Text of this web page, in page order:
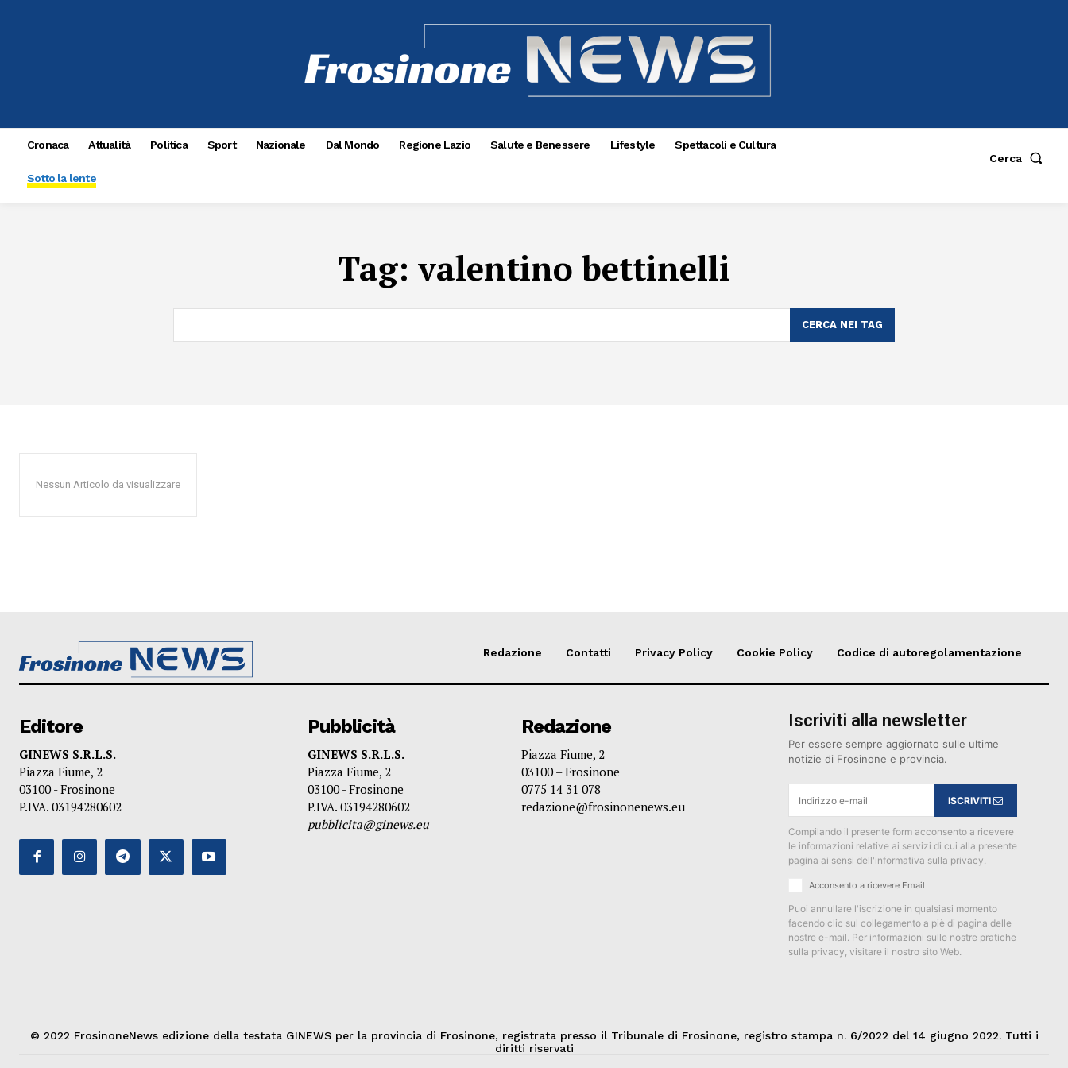
Cronaca Attualità Politica Sport Nazionale Dal Mondo Regione Lazio Salute e Benessere Lifestyle Spettacoli e Cultura
Sotto la lente
Cerca
Tag: valentino bettinelli
CERCA NEI TAG
Nessun Articolo da visualizzare
Redazione Contatti Privacy Policy Cookie Policy Codice di autoregolamentazione
Editore
GINEWS S.R.L.S.
Piazza Fiume, 2
03100 - Frosinone
P.IVA. 03194280602
Pubblicità
GINEWS S.R.L.S.
Piazza Fiume, 2
03100 - Frosinone
P.IVA. 03194280602
pubblicita@ginews.eu
Redazione
Piazza Fiume, 2
03100 – Frosinone
0775 14 31 078
redazione@frosinonenews.eu
Iscriviti alla newsletter
Per essere sempre aggiornato sulle ultime
notizie di Frosinone e provincia.
ISCRIVITI
Compilando il presente form acconsento a ricevere
le informazioni relative ai servizi di cui alla presente
pagina ai sensi dell'informativa sulla privacy.
Acconsento a ricevere Email
Puoi annullare l'iscrizione in qualsiasi momento
facendo clic sul collegamento a piè di pagina delle
nostre e-mail. Per informazioni sulle nostre pratiche
sulla privacy, visitare il nostro sito Web.
© 2022 FrosinoneNews edizione della testata GINEWS per la provincia di Frosinone, registrata presso il Tribunale di Frosinone, registro stampa n. 6/2022 del 14 giugno 2022. Tutti i
diritti riservati